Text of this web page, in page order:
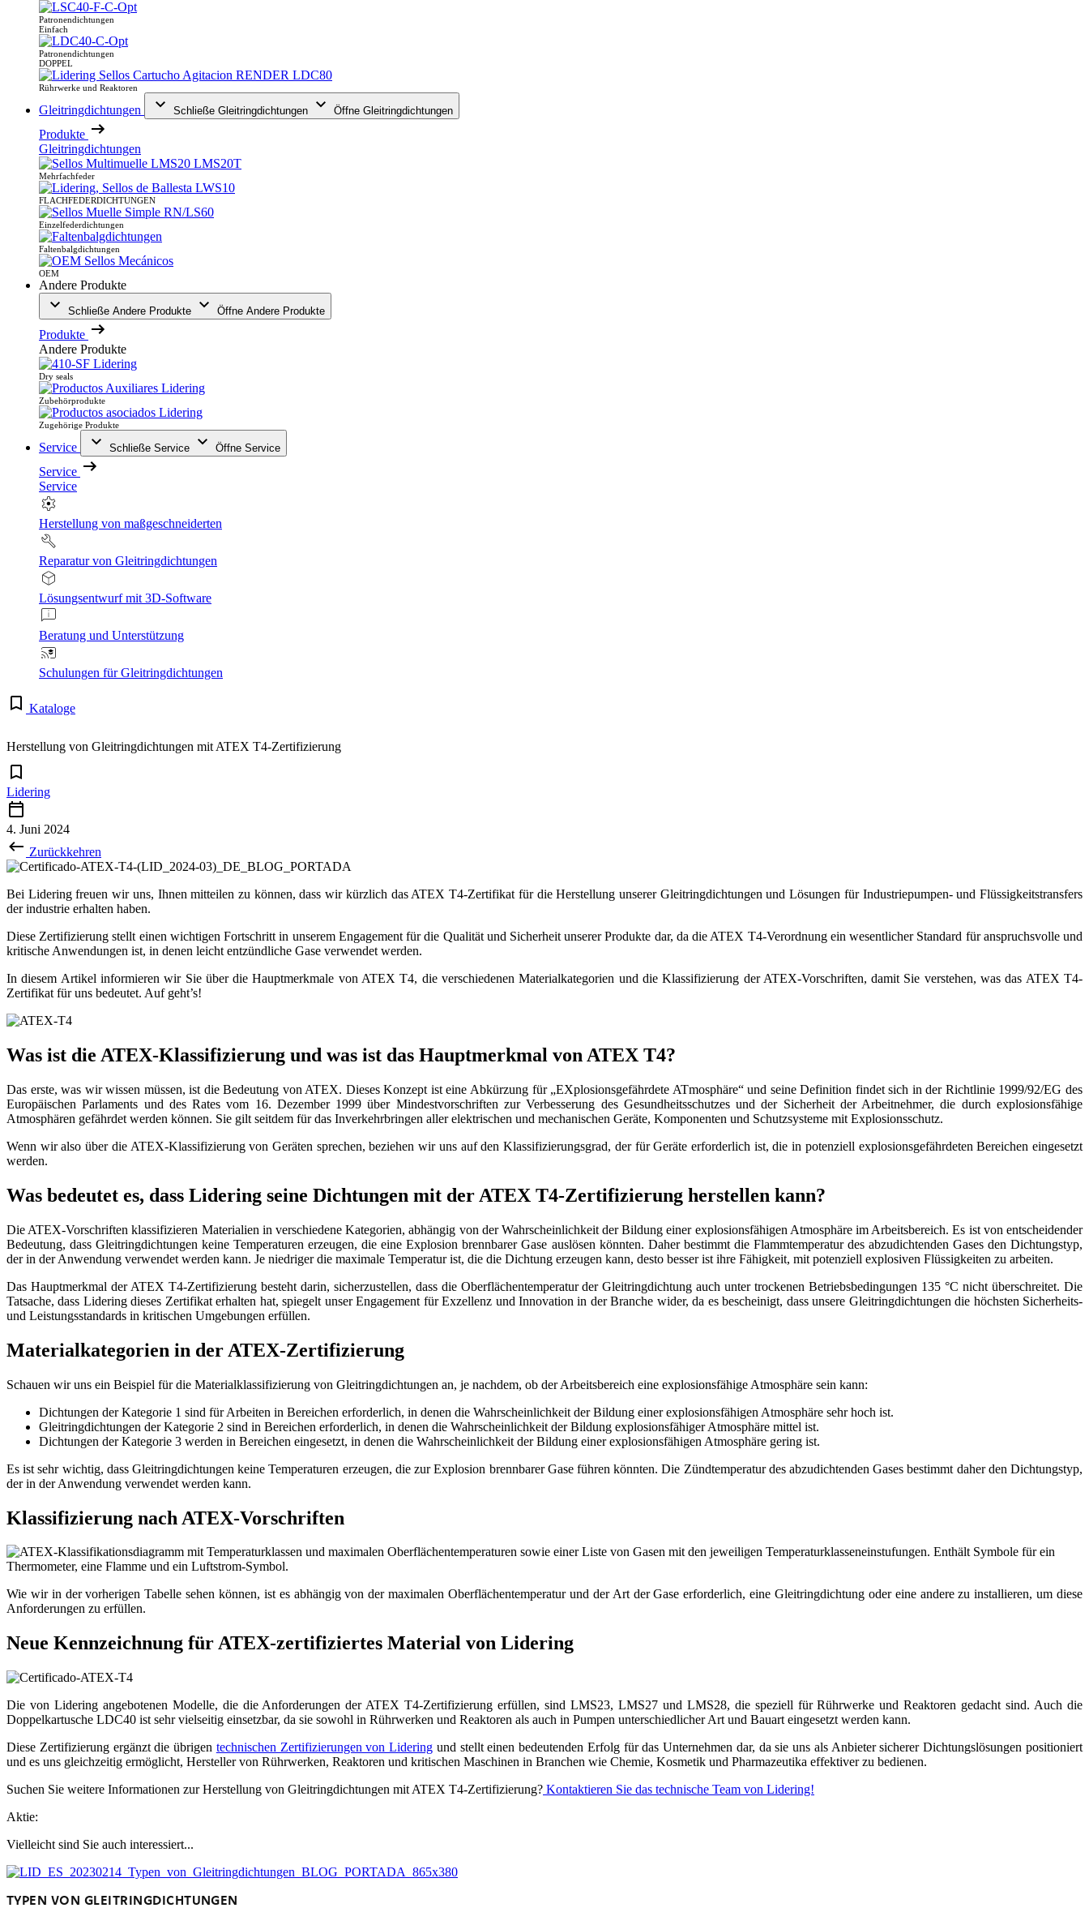
Patronendichtungen
Einfach
Patronendichtungen
DOPPEL
Rührwerke und Reaktoren
Gleitringdichtungen Schließe Gleitringdichtungen Öffne Gleitringdichtungen
Produkte
Gleitringdichtungen
Mehrfachfeder
FLACHFEDERDICHTUNGEN
Einzelfederdichtungen
Faltenbalgdichtungen
OEM
Andere Produkte
Schließe Andere Produkte Öffne Andere Produkte
Produkte
Andere Produkte
Dry seals
Zubehörprodukte
Zugehörige Produkte
Service Schließe Service Öffne Service
Service
Service
Herstellung von maßgeschneiderten
Reparatur von Gleitringdichtungen
Lösungsentwurf mit 3D-Software
Beratung und Unterstützung
Schulungen für Gleitringdichtungen
Kataloge
Herstellung von Gleitringdichtungen mit ATEX T4-Zertifizierung
Lidering
4. Juni 2024
Zurückkehren
Bei Lidering freuen wir uns, Ihnen mitteilen zu können, dass wir kürzlich das ATEX T4-Zertifikat für die Herstellung unserer Gleitringdichtungen und Lösungen für Industriepumpen- und Flüssigkeitstransfers
der industrie erhalten haben.
Diese Zertifizierung stellt einen wichtigen Fortschritt in unserem Engagement für die Qualität und Sicherheit unserer Produkte dar, da die ATEX T4-Verordnung ein wesentlicher Standard für anspruchsvolle und
kritische Anwendungen ist, in denen leicht entzündliche Gase verwendet werden.
In diesem Artikel informieren wir Sie über die Hauptmerkmale von ATEX T4, die verschiedenen Materialkategorien und die Klassifizierung der ATEX-Vorschriften, damit Sie verstehen, was das ATEX T4-
Zertifikat für uns bedeutet. Auf geht’s!
Was ist die ATEX-Klassifizierung und was ist das Hauptmerkmal von ATEX T4?
Das erste, was wir wissen müssen, ist die Bedeutung von ATEX. Dieses Konzept ist eine Abkürzung für „EXplosionsgefährdete ATmosphäre“ und seine Definition findet sich in der Richtlinie 1999/92/EG des
Europäischen Parlaments und des Rates vom 16. Dezember 1999 über Mindestvorschriften zur Verbesserung des Gesundheitsschutzes und der Sicherheit der Arbeitnehmer, die durch explosionsfähige
Atmosphären gefährdet werden können. Sie gilt seitdem für das Inverkehrbringen aller elektrischen und mechanischen Geräte, Komponenten und Schutzsysteme mit Explosionsschutz.
Wenn wir also über die ATEX-Klassifizierung von Geräten sprechen, beziehen wir uns auf den Klassifizierungsgrad, der für Geräte erforderlich ist, die in potenziell explosionsgefährdeten Bereichen eingesetzt
werden.
Was bedeutet es, dass Lidering seine Dichtungen mit der ATEX T4-Zertifizierung herstellen kann?
Die ATEX-Vorschriften klassifizieren Materialien in verschiedene Kategorien, abhängig von der Wahrscheinlichkeit der Bildung einer explosionsfähigen Atmosphäre im Arbeitsbereich. Es ist von entscheidender
Bedeutung, dass Gleitringdichtungen keine Temperaturen erzeugen, die eine Explosion brennbarer Gase auslösen könnten. Daher bestimmt die Flammtemperatur des abzudichtenden Gases den Dichtungstyp,
der in der Anwendung verwendet werden kann. Je niedriger die maximale Temperatur ist, die die Dichtung erzeugen kann, desto besser ist ihre Fähigkeit, mit potenziell explosiven Flüssigkeiten zu arbeiten.
Das Hauptmerkmal der ATEX T4-Zertifizierung besteht darin, sicherzustellen, dass die Oberflächentemperatur der Gleitringdichtung auch unter trockenen Betriebsbedingungen 135 °C nicht überschreitet. Die
Tatsache, dass Lidering dieses Zertifikat erhalten hat, spiegelt unser Engagement für Exzellenz und Innovation in der Branche wider, da es bescheinigt, dass unsere Gleitringdichtungen die höchsten Sicherheits-
und Leistungsstandards in kritischen Umgebungen erfüllen.
Materialkategorien in der ATEX-Zertifizierung
Schauen wir uns ein Beispiel für die Materialklassifizierung von Gleitringdichtungen an, je nachdem, ob der Arbeitsbereich eine explosionsfähige Atmosphäre sein kann:
Dichtungen der Kategorie 1 sind für Arbeiten in Bereichen erforderlich, in denen die Wahrscheinlichkeit der Bildung einer explosionsfähigen Atmosphäre sehr hoch ist.
Gleitringdichtungen der Kategorie 2 sind in Bereichen erforderlich, in denen die Wahrscheinlichkeit der Bildung explosionsfähiger Atmosphäre mittel ist.
Dichtungen der Kategorie 3 werden in Bereichen eingesetzt, in denen die Wahrscheinlichkeit der Bildung einer explosionsfähigen Atmosphäre gering ist.
Es ist sehr wichtig, dass Gleitringdichtungen keine Temperaturen erzeugen, die zur Explosion brennbarer Gase führen könnten. Die Zündtemperatur des abzudichtenden Gases bestimmt daher den Dichtungstyp,
der in der Anwendung verwendet werden kann.
Klassifizierung nach ATEX-Vorschriften
Wie wir in der vorherigen Tabelle sehen können, ist es abhängig von der maximalen Oberflächentemperatur und der Art der Gase erforderlich, eine Gleitringdichtung oder eine andere zu installieren, um diese
Anforderungen zu erfüllen.
Neue Kennzeichnung für ATEX-zertifiziertes Material von Lidering
Die von Lidering angebotenen Modelle, die die Anforderungen der ATEX T4-Zertifizierung erfüllen, sind LMS23, LMS27 und LMS28, die speziell für Rührwerke und Reaktoren gedacht sind. Auch die
Doppelkartusche LDC40 ist sehr vielseitig einsetzbar, da sie sowohl in Rührwerken und Reaktoren als auch in Pumpen unterschiedlicher Art und Bauart eingesetzt werden kann.
Diese Zertifizierung ergänzt die übrigen technischen Zertifizierungen von Lidering und stellt einen bedeutenden Erfolg für das Unternehmen dar, da sie uns als Anbieter sicherer Dichtungslösungen positioniert
und es uns gleichzeitig ermöglicht, Hersteller von Rührwerken, Reaktoren und kritischen Maschinen in Branchen wie Chemie, Kosmetik und Pharmazeutika effektiver zu bedienen.
Suchen Sie weitere Informationen zur Herstellung von Gleitringdichtungen mit ATEX T4-Zertifizierung? Kontaktieren Sie das technische Team von Lidering!
Aktie:
Vielleicht sind Sie auch interessiert...
TYPEN VON GLEITRINGDICHTUNGEN